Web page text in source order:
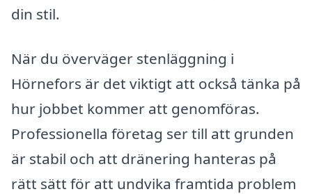
din stil.
När du överväger stenläggning i
Hörnefors är det viktigt att också tänka på
hur jobbet kommer att genomföras.
Professionella företag ser till att grunden
är stabil och att dränering hanteras på
rätt sätt för att undvika framtida problem